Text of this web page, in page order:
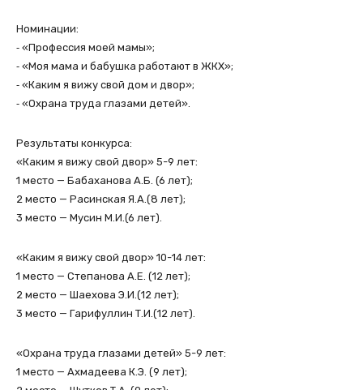
Номинации:
⁃ «Профессия моей мамы»;
⁃ «Моя мама и бабушка работают в ЖКХ»;
⁃ «Каким я вижу свой дом и двор»;
⁃ «Охрана труда глазами детей».
Результаты конкурса:
«Каким я вижу свой двор» 5-9 лет:
1 место — Бабаханова А.Б. (6 лет);
2 место — Расинская Я.А.(8 лет);
3 место — Мусин М.И.(6 лет).
«Каким я вижу свой двор» 10-14 лет:
1 место — Степанова А.Е. (12 лет);
2 место — Шаехова Э.И.(12 лет);
3 место — Гарифуллин Т.И.(12 лет).
«Охрана труда глазами детей» 5-9 лет:
1 место — Ахмадеева К.Э. (9 лет);